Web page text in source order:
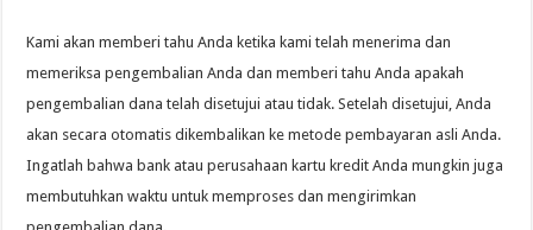
Kami akan memberi tahu Anda ketika kami telah menerima dan
memeriksa pengembalian Anda dan memberi tahu Anda apakah
pengembalian dana telah disetujui atau tidak. Setelah disetujui, Anda
akan secara otomatis dikembalikan ke metode pembayaran asli Anda.
Ingatlah bahwa bank atau perusahaan kartu kredit Anda mungkin juga
membutuhkan waktu untuk memproses dan mengirimkan